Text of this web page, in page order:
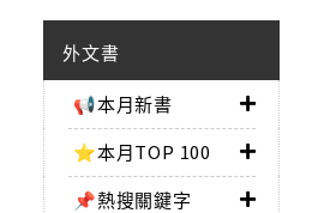
外文書
📢本月新書
⭐本月TOP 100
📌熱搜關鍵字